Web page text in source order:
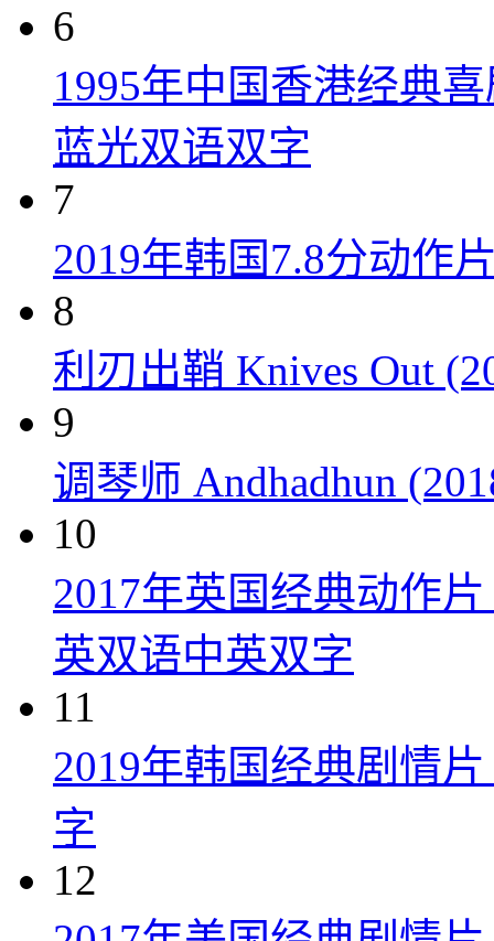
6
1995年中国香港经典
蓝光双语双字
7
2019年韩国7.8分动作
8
利刃出鞘 Knives Out
9
调琴师 Andhadhun
10
2017年英国经典动作
英双语中英双字
11
2019年韩国经典剧情
字
12